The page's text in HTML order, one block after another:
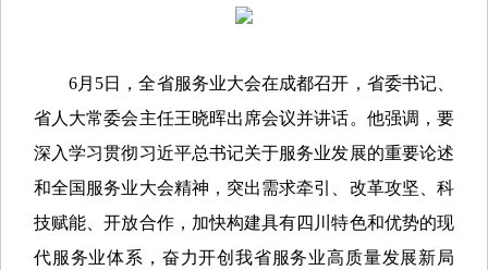
6月5日，全省服务业大会在成都召开，省委书记、
省人大常委会主任王晓晖出席会议并讲话。他强调，要
深入学习贯彻习近平总书记关于服务业发展的重要论述
和全国服务业大会精神，突出需求牵引、改革攻坚、科
技赋能、开放合作，加快构建具有四川特色和优势的现
代服务业体系，奋力开创我省服务业高质量发展新局